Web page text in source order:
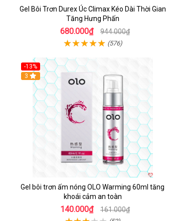
Gel Bôi Trơn Durex Úc Climax Kéo Dài Thời Gian
Tăng Hưng Phấn
680.000₫ 944.000₫
(576)
-13%
Hot
3
Gel bôi trơn ấm nóng OLO Warming 60ml tăng
khoái cảm an toàn
140.000₫ 161.000₫